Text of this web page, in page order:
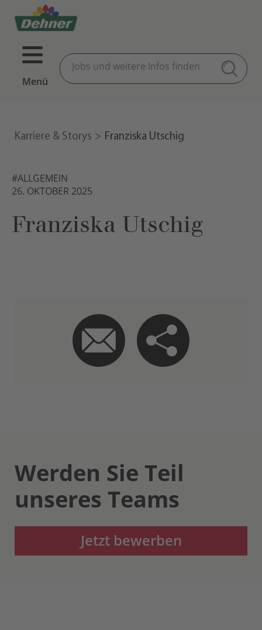
Menü
Karriere & Storys Franziska Utschig
#ALLGEMEIN
26. OKTOBER 2025
Franziska Utschig
Werden Sie Teil
unseres Teams
Jetzt bewerben